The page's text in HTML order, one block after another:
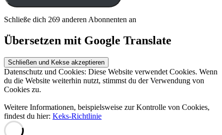
Schließe dich 269 anderen Abonnenten an
Übersetzen mit Google Translate
Datenschutz und Cookies: Diese Website verwendet Cookies. Wenn
du die Website weiterhin nutzt, stimmst du der Verwendung von
Cookies zu.
Weitere Informationen, beispielsweise zur Kontrolle von Cookies,
findest du hier: Keks-Richtlinie